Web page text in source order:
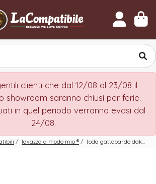
clienti che dal 12/08 al 23/08 il
showroom saranno chiusi per ferie.
in quel periodo verranno evasi dal
24/08.
/ lavazza a modo mio ® / toda gattopardo dakar